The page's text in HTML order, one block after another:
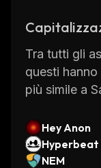
traders can
experiences
about the
Overall,
investors
rapidly
data feeds
Tra tutti gli
questi
più simile a
Hey Anon
Hyperbeat
t
NEM